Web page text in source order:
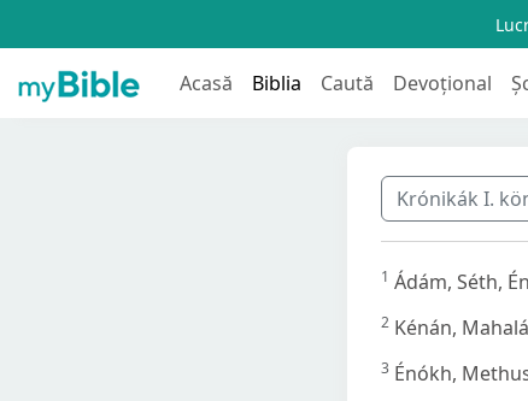
Acasă Biblia Caută Devoțional
Krónikák I.
1 Ádám, Séth,
2 Kénán,
3 Énókh,